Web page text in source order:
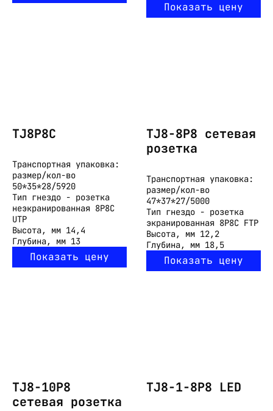
Показать цену
TJ8P8C
Транспортная упаковка:
размер/кол-во
50*35*28/5920
Тип гнездо - розетка
неэкранированная 8P8C
UTP
Высота, мм 14,4
Глубина, мм 13
Показать цену
TJ8-8P8 cетевая
розетка
Транспортная упаковка:
размер/кол-во
47*37*27/5000
Тип гнездо - розетка
экранированная 8P8C FTP
Высота, мм 12,2
Глубина, мм 18,5
Показать цену
TJ8-10P8
cетевая розетка
TJ8-1-8P8 LED